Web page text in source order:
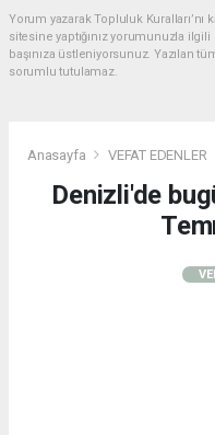
Yorum yazarak Topluluk
sitesine yaptığınız yorumunuzla
başınıza üstleniyorsunuz. Yazılan
sorumlu tutulamaz.
Anasayfa VEFAT EDENLER
Denizli'de